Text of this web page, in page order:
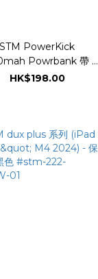
STM PowerKick
Powrbank 帶 Qi
無線充電 - 灰色
HK$198.00